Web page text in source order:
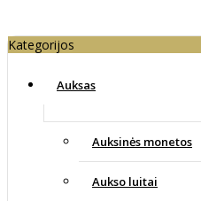
Kategorijos
Auksas
Auksinės monetos
Aukso luitai